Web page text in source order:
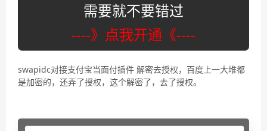
需要就不要错过
----》点我开通《----
swapidc对接支付宝当面付插件 解密去授权，百度上一大堆都
是加密的，还弄了授权，这个解密了，去了授权。